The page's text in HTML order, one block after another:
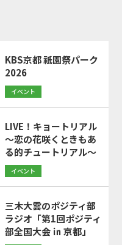
KBS京都 祇園祭パーク
2026
イベント
LIVE！キョートリアル
～恋の花咲くときもあ
る的チュートリアル～
イベント
三木大雲のポジティ部
ラジオ「第1回ポジティ
部全国大会 ㏌ 京都」